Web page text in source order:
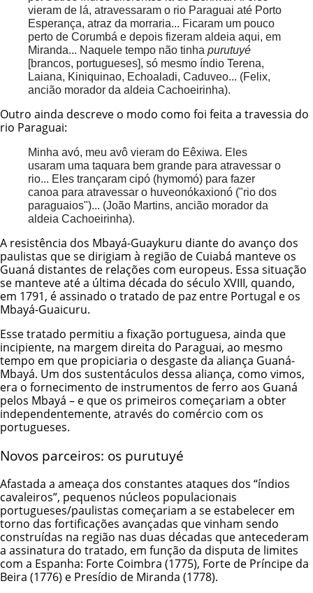
vieram de lá, atravessaram o rio Paraguai até Porto
Esperança, atraz da morraria... Ficaram um pouco
perto de Corumbá e depois fizeram aldeia aqui, em
Miranda... Naquele tempo não tinha purutuyé
[brancos, portugueses], só mesmo índio Terena,
Laiana, Kiniquinao, Echoaladi, Caduveo... (Felix,
ancião morador da aldeia Cachoeirinha).
Outro ainda descreve o modo como foi feita a travessia do
rio Paraguai:
Minha avó, meu avô vieram do Eêxiwa. Eles
usaram uma taquara bem grande para atravessar o
rio... Eles trançaram cipó (hymomó) para fazer
canoa para atravessar o huveonókaxionó ("rio dos
paraguaios")... (João Martins, ancião morador da
aldeia Cachoeirinha).
A resistência dos Mbayá-Guaykuru diante do avanço dos
paulistas que se dirigiam à região de Cuiabá manteve os
Guaná distantes de relações com europeus. Essa situação
se manteve até a última década do século XVIII, quando,
em 1791, é assinado o tratado de paz entre Portugal e os
Mbayá-Guaicuru.
Esse tratado permitiu a fixação portuguesa, ainda que
incipiente, na margem direita do Paraguai, ao mesmo
tempo em que propiciaria o desgaste da aliança Guaná-
Mbayá. Um dos sustentáculos dessa aliança, como vimos,
era o fornecimento de instrumentos de ferro aos Guaná
pelos Mbayá – e que os primeiros começariam a obter
independentemente, através do comércio com os
portugueses.
Novos parceiros: os purutuyé
Afastada a ameaça dos constantes ataques dos “índios
cavaleiros”, pequenos núcleos populacionais
portugueses/paulistas começariam a se estabelecer em
torno das fortificações avançadas que vinham sendo
construídas na região nas duas décadas que antecederam
a assinatura do tratado, em função da disputa de limites
com a Espanha: Forte Coimbra (1775), Forte de Príncipe da
Beira (1776) e Presídio de Miranda (1778).